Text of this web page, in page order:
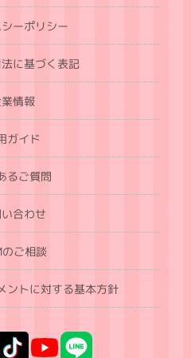
ーポリシー
に基づく表記
情報
ガイド
るご質問
合わせ
のご相談
ントに対する基本方針